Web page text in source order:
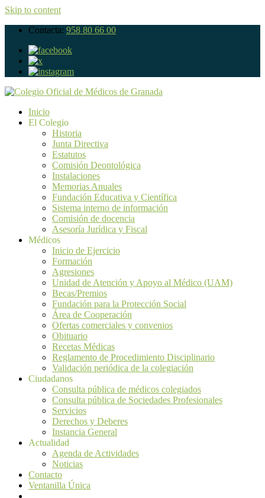
Skip to content
Contacta: 958 80 66 00
Inicio
El Colegio
Historia
Junta Directiva
Estatutos
Comisión Deontológica
Instalaciones
Memorias Anuales
Fundación Educativa y Científica
Sistema interno de información
Comisión de docencia
Asesoría Jurídica y Fiscal
Médicos
Inicio de Ejercicio
Formación
Agresiones
Unidad de Atención y Apoyo al Médico (UAM)
Becas/Premios
Fundación para la Protección Social
Área de Cooperación
Ofertas comerciales y convenios
Obituario
Recetas Médicas
Reglamento de Procedimiento Disciplinario
Validación periódica de la colegiación
Ciudadanos
Consulta pública de médicos colegiados
Consulta pública de Sociedades Profesionales
Servicios
Derechos y Deberes
Instancia General
Actualidad
Agenda de Actividades
Noticias
Contacto
Ventanilla Única